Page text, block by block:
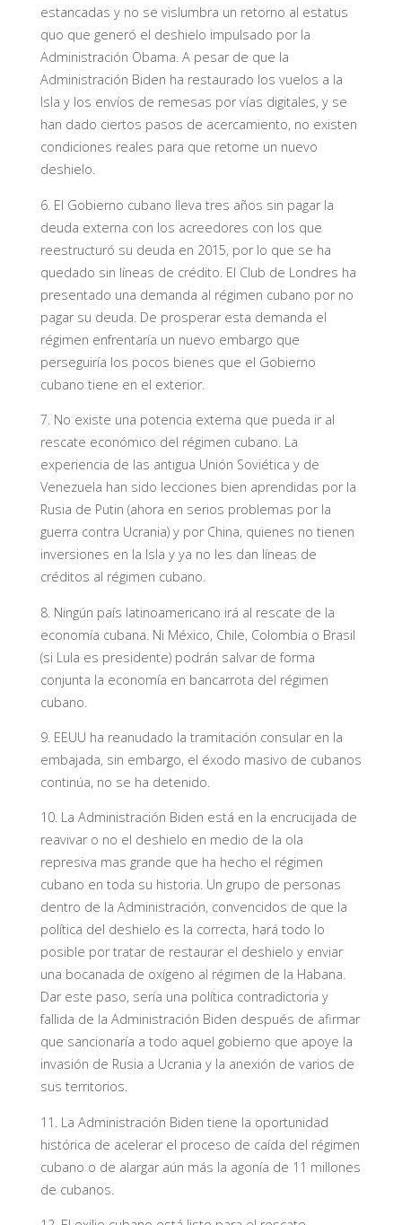
estancadas y no se vislumbra un retorno al estatus
quo que generó el deshielo impulsado por la
Administración Obama. A pesar de que la
Administración Biden ha restaurado los vuelos a la
Isla y los envíos de remesas por vías digitales, y se
han dado ciertos pasos de acercamiento, no existen
condiciones reales para que retorne un nuevo
deshielo.
6. El Gobierno cubano lleva tres años sin pagar la
deuda externa con los acreedores con los que
reestructuró su deuda en 2015, por lo que se ha
quedado sin líneas de crédito. El Club de Londres ha
presentado una demanda al régimen cubano por no
pagar su deuda. De prosperar esta demanda el
régimen enfrentaría un nuevo embargo que
perseguiría los pocos bienes que el Gobierno
cubano tiene en el exterior.
7. No existe una potencia externa que pueda ir al
rescate económico del régimen cubano. La
experiencia de las antigua Unión Soviética y de
Venezuela han sido lecciones bien aprendidas por la
Rusia de Putin (ahora en serios problemas por la
guerra contra Ucrania) y por China, quienes no tienen
inversiones en la Isla y ya no les dan líneas de
créditos al régimen cubano.
8. Ningún país latinoamericano irá al rescate de la
economía cubana. Ni México, Chile, Colombia o Brasil
(si Lula es presidente) podrán salvar de forma
conjunta la economía en bancarrota del régimen
cubano.
9. EEUU ha reanudado la tramitación consular en la
embajada, sin embargo, el éxodo masivo de cubanos
continúa, no se ha detenido.
10. La Administración Biden está en la encrucijada de
reavivar o no el deshielo en medio de la ola
represiva mas grande que ha hecho el régimen
cubano en toda su historia. Un grupo de personas
dentro de la Administración, convencidos de que la
política del deshielo es la correcta, hará todo lo
posible por tratar de restaurar el deshielo y enviar
una bocanada de oxígeno al régimen de la Habana.
Dar este paso, sería una política contradictoria y
fallida de la Administración Biden después de afirmar
que sancionaría a todo aquel gobierno que apoye la
invasión de Rusia a Ucrania y la anexión de varios de
sus territorios.
11. La Administración Biden tiene la oportunidad
histórica de acelerar el proceso de caída del régimen
cubano o de alargar aún más la agonía de 11 millones
de cubanos.